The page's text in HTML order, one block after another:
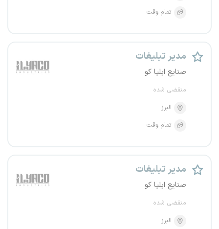
تمام وقت
مدیر تبلیغات
صنایع ایلیا کو
منقضی شده
البرز
تمام وقت
مدیر تبلیغات
صنایع ایلیا کو
منقضی شده
البرز